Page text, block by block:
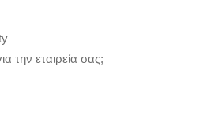
την εταιρεία σας;